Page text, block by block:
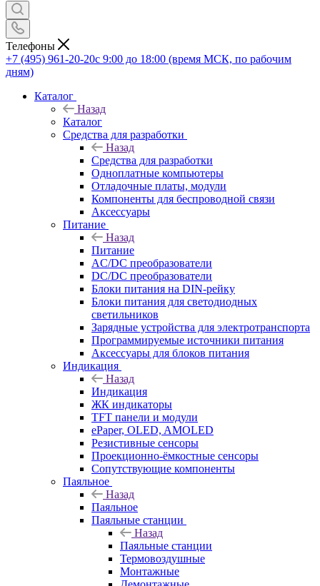
Телефоны
+7 (495) 961-20-20с 9:00 до 18:00 (время МСК, по рабочим
дням)
Каталог
Назад
Каталог
Средства для разработки
Назад
Средства для разработки
Одноплатные компьютеры
Отладочные платы, модули
Компоненты для беспроводной связи
Аксессуары
Питание
Назад
Питание
AC/DC преобразователи
DC/DC преобразователи
Блоки питания на DIN-рейку
Блоки питания для светодиодных
светильников
Зарядные устройства для электротранспорта
Программируемые источники питания
Аксессуары для блоков питания
Индикация
Назад
Индикация
ЖК индикаторы
TFT панели и модули
ePaper, OLED, AMOLED
Резистивные сенсоры
Проекционно-ёмкостные сенсоры
Сопутствующие компоненты
Паяльное
Назад
Паяльное
Паяльные станции
Назад
Паяльные станции
Термовоздушные
Монтажные